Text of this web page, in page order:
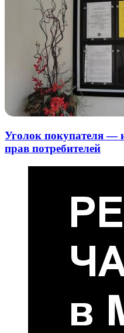
Уголок покупателя —
прав потребителей